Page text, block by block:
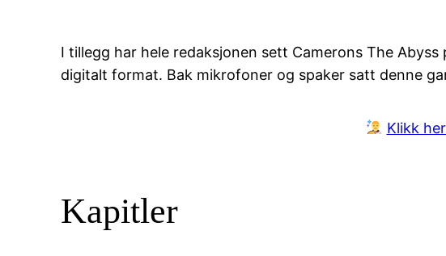
I tillegg har hele redaksjonen sett Camerons The
digitalt format. Bak mikrofoner og spaker satt denne
Klikk
Kapitler